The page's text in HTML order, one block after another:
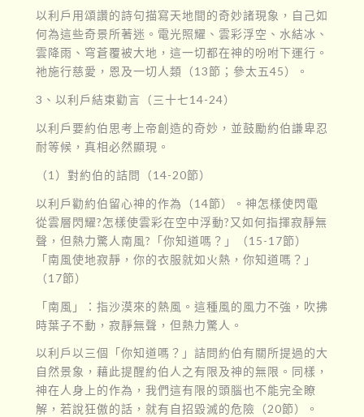
以利戶用頌讚的詩句描寫天地間的奇妙諸現象，自己如
何為這些奇景所著迷。電光照耀、雲彩浮空、水結冰、
雲降雨、穹蒼覆被大地，這一切都在神的吩咐下運行。
祂施行慈愛，恩及一切人類（13節；參太五45）。
3、以利戶結束勸言（三十七14-24）
以利戶要約伯思考上帝創造的奇妙，並鼓勵約伯謙卑忍
耐等候，真相必然顯現。
（1）對約伯的詰問（14-20節）
以利戶勸約伯留心神的作為（14節）。神怎樣使閃電
從雲層閃耀?怎樣使雲彩在空中浮動?又如何指揮寂靜無
聲，但熱力驚人南風?「你知道嗎？」（15-17節）
「南風使地寂靜，你的衣服就如火熱，你知道嗎？」
（17節）
「南風」：指沙漠來的熱風。這種風的風力不強，吹拂
時葉子不動，寂靜無聲，但熱力驚人。
以利戶以三個「你知道嗎？」詰問約伯有關所提過的大
自然景象，藉此提醒約伯人之有限及神的無限。同樣，
神在人身上的作為，我們這有限的頭腦也不能完全瞭
解，若說狂傲的話，就有自招毀滅的危險（20節）。